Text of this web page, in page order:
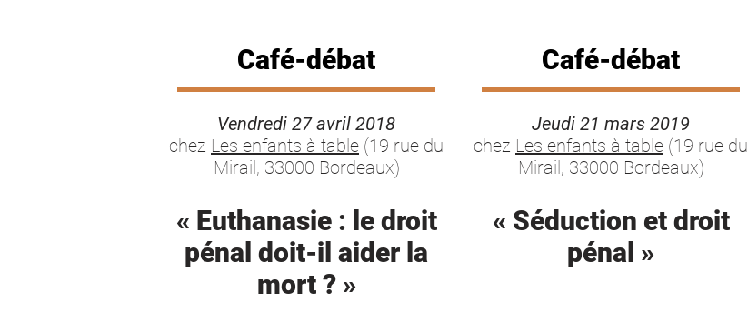
Café-débat
Vendredi 27 avril 2018
chez Les enfants à table (19 rue du
Mirail, 33000 Bordeaux)
« Euthanasie : le droit
pénal doit-il aider la
mort ? »
Café-débat
Jeudi 21 mars 2019
chez Les enfants à table (19 rue du
Mirail, 33000 Bordeaux)
« Séduction et droit
pénal »